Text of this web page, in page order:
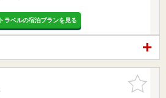
ラベルの宿泊プランを見る
お気に入
りに追加